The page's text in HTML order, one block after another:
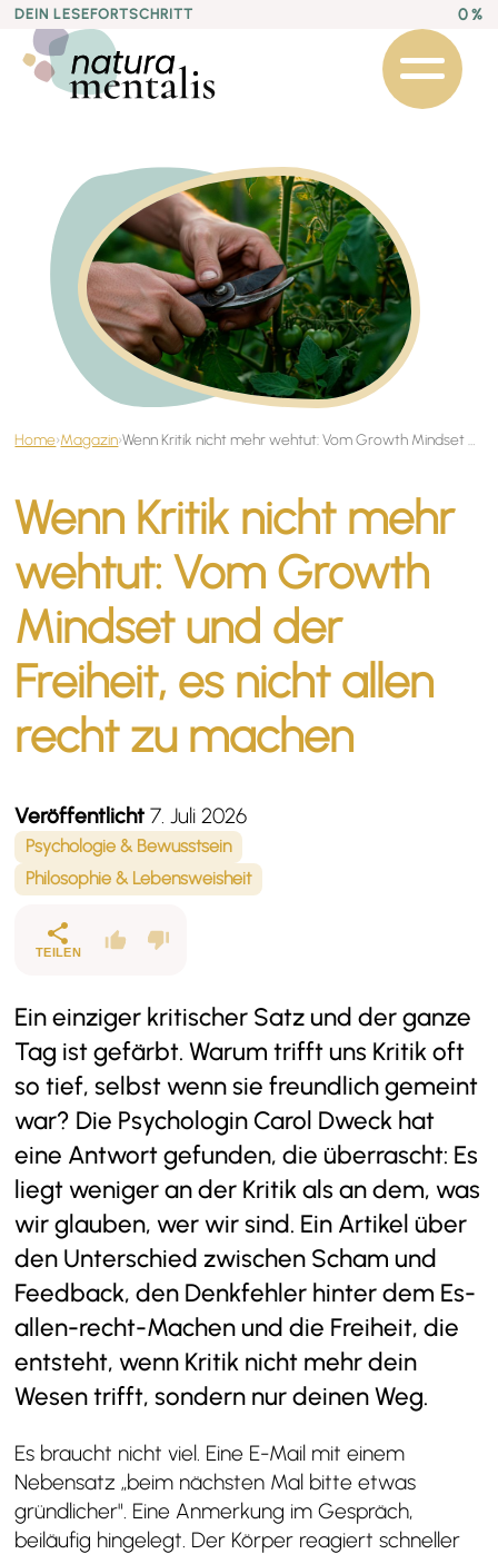
DEIN LESEFORTSCHRITT 0 %
Home›Magazin›
Wenn Kritik nicht mehr
wehtut: Vom Growth
Mindset und der
Freiheit, es nicht allen
recht zu machen
Veröffentlicht 7. Juli 2026
Psychologie & Bewusstsein
Philosophie & Lebensweisheit
TEILEN
Ein einziger kritischer Satz und der ganze
Tag ist gefärbt. Warum trifft uns Kritik oft
so tief, selbst wenn sie freundlich gemeint
war? Die Psychologin Carol Dweck hat
eine Antwort gefunden, die überrascht: Es
liegt weniger an der Kritik als an dem, was
wir glauben, wer wir sind. Ein Artikel über
den Unterschied zwischen Scham und
Feedback, den Denkfehler hinter dem Es-
allen-recht-Machen und die Freiheit, die
entsteht, wenn Kritik nicht mehr dein
Wesen trifft, sondern nur deinen Weg.
Es braucht nicht viel. Eine E-Mail mit einem
Nebensatz „beim nächsten Mal bitte etwas
gründlicher". Eine Anmerkung im Gespräch,
beiläufig hingelegt. Der Körper reagiert schneller